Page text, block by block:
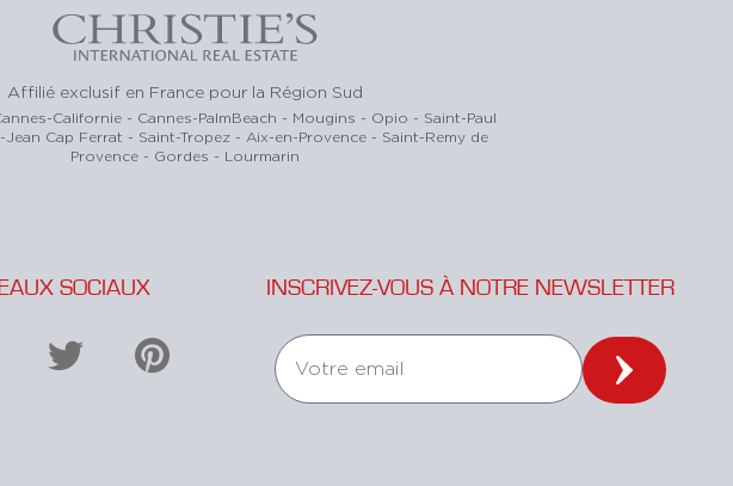
Affilié exclusif en France pour la Région Sud
Californie - Cannes-PalmBeach - Mougins - Opio - Saint-Paul
Jean Cap Ferrat - Saint-Tropez - Aix-en-Provence - Saint-Remy de
Provence - Gordes - Lourmarin
SOCIAUX INSCRIVEZ-VOUS À NOTRE NEWSLETTER